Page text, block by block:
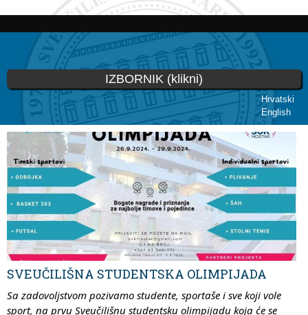
Skoči
glavni
sadržaj
Hrvatski
English
IZBORNIK (klikni)
Vi ste ovdje
SVEUČILIŠNA STUDENTSKA OLIMPIJADA
Sa zadovoljstvom pozivamo studente, sportaše i sve koji vole
sport, na prvu Sveučilišnu studentsku olimpijadu koja će se